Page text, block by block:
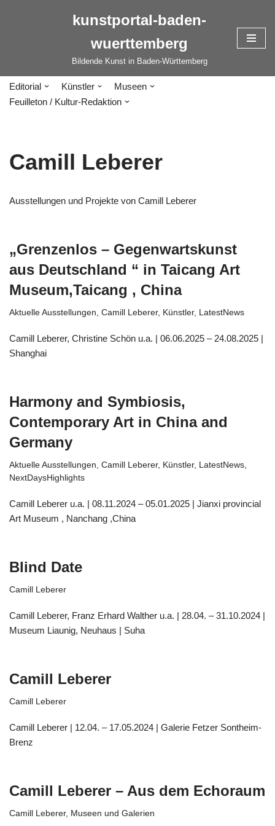
kunstportal-baden-
wuerttemberg
Bildende Kunst in Baden-Württemberg
Editorial Künstler
Museen
Feuilleton / Kultur-Redaktion
Camill Leberer
Ausstellungen und Projekte von Camill Leberer
„Grenzenlos – Gegenwartskunst
aus Deutschland “ in Taicang Art
Museum,Taicang , China
Aktuelle Ausstellungen, Camill Leberer, Künstler, LatestNews
Camill Leberer, Christine Schön u.a. | 06.06.2025 – 24.08.2025 |
Shanghai
Harmony and Symbiosis,
Contemporary Art in China and
Germany
Aktuelle Ausstellungen, Camill Leberer, Künstler, LatestNews,
NextDaysHighlights
Camill Leberer u.a. | 08.11.2024 – 05.01.2025 | Jianxi provincial
Art Museum , Nanchang ,China
Blind Date
Camill Leberer
Camill Leberer, Franz Erhard Walther u.a. | 28.04. – 31.10.2024 |
Museum Liaunig, Neuhaus | Suha
Camill Leberer
Camill Leberer
Camill Leberer | 12.04. – 17.05.2024 | Galerie Fetzer Sontheim-
Brenz
Camill Leberer – Aus dem Echoraum
Camill Leberer, Museen und Galerien